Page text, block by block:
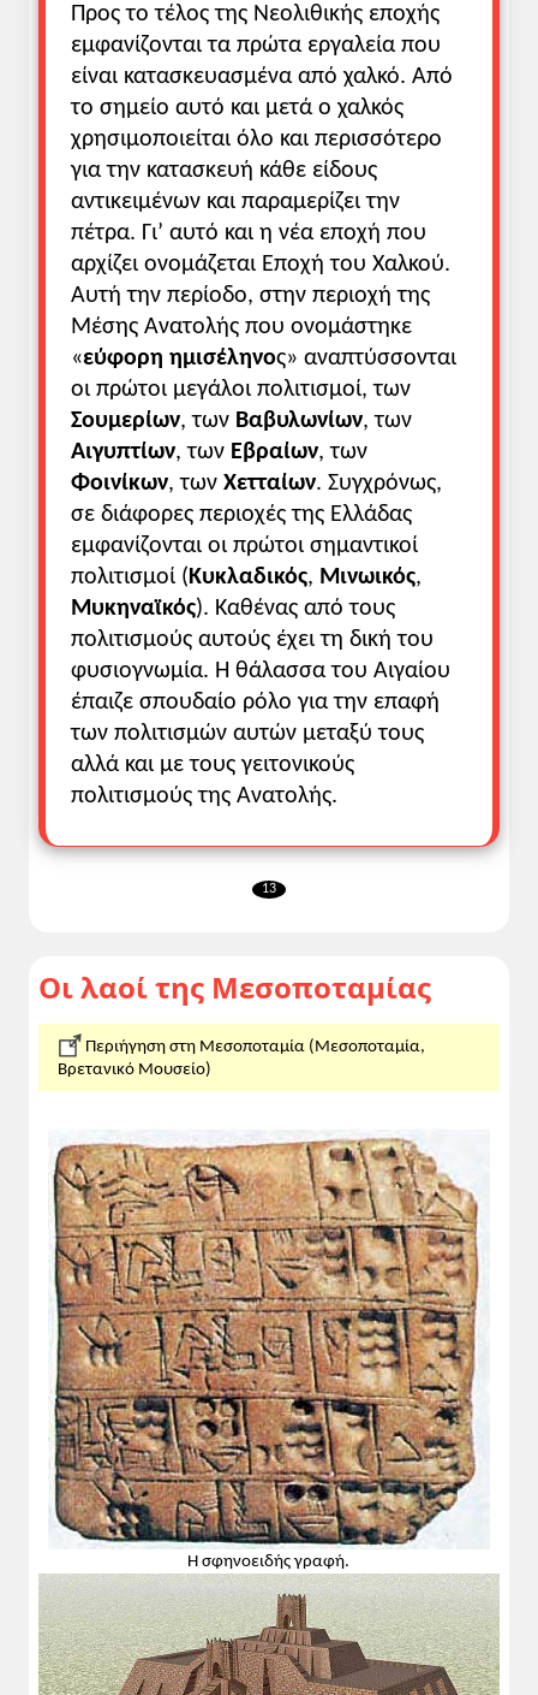
Μουσείουγια παιδιά με αφιέρωμα
στους θεούς της Αιγύπτου. Υπάρχει και
παιχνίδι
Δικτυακός χώροςγια τους θεούς της
Αιγύπτου
Γράψτε σταιερογλυφικά
Μούμια στη Βικιπαίδεια
Μούμιες στο Metropolitan Museum of
Artεδώ , εδώκιεδώ
Μούμιες στο Βρετανικό Μουσείο
Διδακτικές οδηγίες
Ειδικοί διδακτικοί στόχοι:
Οι μαθητές επιδιώκεται:
• Να κατανοήσουν τη σημασία των
πολιτισμών που αναπτύσσονται στην
περιοχή της λεγόμενης «εύφορης
ημισελήνου».
• Να μάθουν τι προσέφερε ο καθένας
από τους πολιτισμούς αυτούς στην
ιστορική εξέλιξη.
• Να συλλάβουν τη σημασία της
εφεύρεσης της γραφή και να
παρακολουθήσουν την εξέλιξή της.
• Να κατανοήσουν τη σπουδαιότητα της
εμφάνισης του μονοθεϊσμού στον εβραϊκό
λαό.
χρονική διάρκεια της Εποχής του Χαλκού,
με τη βοήθεια του χάρτη θα
προσδιορίσουμε την περιοχή της
λεγόμενης «εύφορης ημισελήνου» και θα
συγκεκριμενοποιήσουμε τους λαούς που
Προσπέλαση:
Μεσοποταμία: Σουμέριοι, Βαβυλώνιοι,
Ασσύριοι: τρεις λαοί, τρία διαδοχικά
κρατικά συγκροτήματα, τρεις προσφορές
στο πολιτιστικό οικοδόμημα.
Θα τονιστεί ιδιαίτερα:
Σουμέριοι, ουσιαστικά ο πρώτος μεγάλος
πολιτισμός·
Βαβυλώνιοι, ανάπτυξη νομοθεσίας και
αστρονομίας·
Ασσύριοι, πολεμική ικανότητα.
Να παρατηρήσουν οι μαθητές τη στήλη
του Χαμουραμπί, να τονιστεί η ταύτιση του
βασιλιά με τον θεό και να σημειωθεί η
θεία προέλευση των νόμων.
Να δοθεί ιδιαίτερη προσοχή στο
απόσπασμα από το έπος Γιλγαμές.
Σφηνοειδής γραφή: πρώτη μορφή
Προς το τέλος της Νεολιθικής εποχής
εμφανίζονται τα πρώτα εργαλεία που
είναι κατασκευασμένα από χαλκό. Από
το σημείο αυτό και μετά ο χαλκός
χρησιμοποιείται όλο και περισσότερο
για την κατασκευή κάθε είδους
αντικειμένων και παραμερίζει την
πέτρα. Γι’ αυτό και η νέα εποχή που
αρχίζει ονομάζεται Εποχή του Χαλκού.
Αυτή την περίοδο, στην περιοχή της
Μέσης Ανατολής που ονομάστηκε
«εύφορη ημισέληνος» αναπτύσσονται
οι πρώτοι μεγάλοι πολιτισμοί, των
Σουμερίων, των Βαβυλωνίων, των
Αιγυπτίων, των Εβραίων, των
Φοινίκων, των Χετταίων. Συγχρόνως,
σε διάφορες περιοχές της Ελλάδας
εμφανίζονται οι πρώτοι σημαντικοί
πολιτισμοί ( Κυκλαδικός, Μινωικός,
Μυκηναϊκός). Καθένας από τους
πολιτισμούς αυτούς έχει τη δική του
φυσιογνωμία. Η θάλασσα του Αιγαίου
έπαιζε σπουδαίο ρόλο για την επαφή
των πολιτισμών αυτών μεταξύ τους
αλλά και με τους γειτονικούς
πολιτισμούς της Ανατολής.
13
Οι λαοί της Μεσοποταμίας
Περιήγηση στη Μεσοποταμία (Μεσοποταμία,
Βρετανικό Μουσείο)
Η σφηνοειδής γραφή.